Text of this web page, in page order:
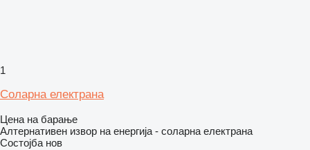
1
Соларна електрана
Цена на барање
Алтернативен извор на енергија - соларна електрана
Состојба нов